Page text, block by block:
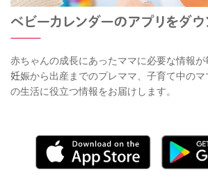
赤ちゃんの成長にあったママに必要な情報が
妊娠から出産までのプレママ、子育て中のマ
の生活に役立つ情報をお届けします。